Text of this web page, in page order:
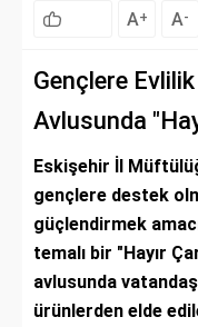
A+ A-
Gençlere
Avlusunda
Eskişehir İl
gençlere destek
güçlendirmek
temalı bir "Hayır
avlusunda
ürünlerden elde